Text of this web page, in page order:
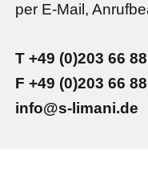
per E-Mail,
T +49 (0)203 66
F +49 (0)203 66
info@s-limani.de